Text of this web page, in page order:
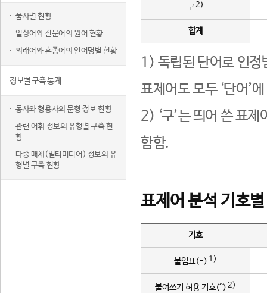
품사별 현황
일상어와 전문어의 원어 현황
외래어와 혼종어의 언어명별 현황
정보별 구축 통계
동사와 형용사의 문형 정보 현황
관련 어휘 정보의 유형별 구축 현
황
다중 매체(멀티미디어) 정보의 유
형별 구축 현황
구2)
합계
1) 독립된 단어로 인정
표제어도 모두 ‘단어’
2) ‘구’는 띄어 쓴 표
함함.
표제어 분석 기호
기호
붙임표(-) 1)
붙여쓰기 허용 기호(^) 2)